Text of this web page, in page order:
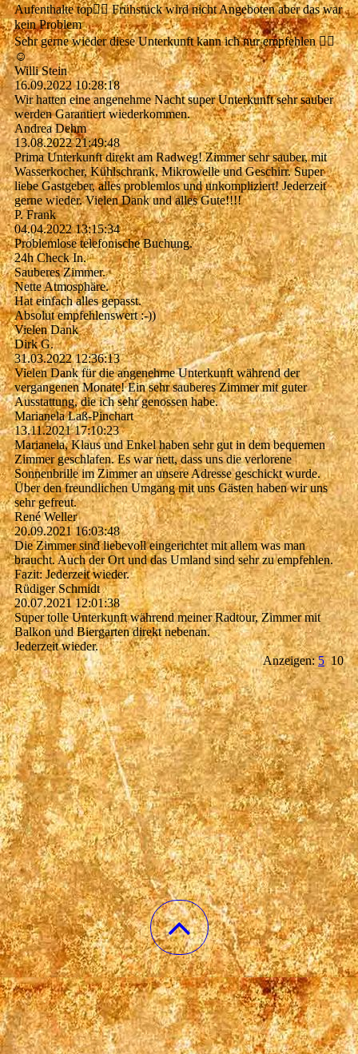
Aufenthalte top👍🏻 Frühstück wird nicht Angeboten aber das war
kein Problem
Sehr gerne wieder diese Unterkunft kann ich nur empfehlen 👍🏻
☺️
Willi Stein
16.09.2022 10:28:18
Wir hatten eine angenehme Nacht super Unterkunft sehr sauber
werden Garantiert wiederkommen.
Andrea Dehm
13.08.2022 21:49:48
Prima Unterkunft direkt am Radweg! Zimmer sehr sauber, mit
Wasserkocher, Kühlschrank, Mikrowelle und Geschirr. Super
liebe Gastgeber, alles problemlos und unkompliziert! Jederzeit
gerne wieder. Vielen Dank und alles Gute!!!!
P. Frank
04.04.2022 13:15:34
Problemlose telefonische Buchung.
24h Check In.
Sauberes Zimmer.
Nette Atmosphäre.
Hat einfach alles gepasst.
Absolut empfehlenswert :-))
Vielen Dank
Dirk G.
31.03.2022 12:36:13
Vielen Dank für die angenehme Unterkunft während der
vergangenen Monate! Ein sehr sauberes Zimmer mit guter
Ausstattung, die ich sehr genossen habe.
Marianela Laß-Pinchart
13.11.2021 17:10:23
Marianela, Klaus und Enkel haben sehr gut in dem bequemen
Zimmer geschlafen. Es war nett, dass uns die verlorene
Sonnenbrille im Zimmer an unsere Adresse geschickt wurde.
Über den freundlichen Umgang mit uns Gästen haben wir uns
sehr gefreut.
René Weller
20.09.2021 16:03:48
Die Zimmer sind liebevoll eingerichtet mit allem was man
braucht. Auch der Ort und das Umland sind sehr zu empfehlen.
Fazit: Jederzeit wieder.
Rüdiger Schmidt
20.07.2021 12:01:38
Super tolle Unterkunft während meiner Radtour, Zimmer mit
Balkon und Biergarten direkt nebenan.
Jederzeit wieder.
Anzeigen:510